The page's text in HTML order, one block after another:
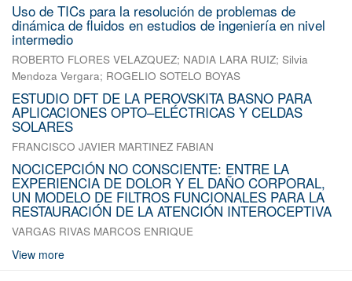
Uso de TICs para la resolución de problemas de
dinámica de fluidos en estudios de ingeniería en nivel
intermedio
ROBERTO FLORES VELAZQUEZ; NADIA LARA RUIZ; Silvia
Mendoza Vergara; ROGELIO SOTELO BOYAS
ESTUDIO DFT DE LA PEROVSKITA BASNO PARA
APLICACIONES OPTO–ELÉCTRICAS Y CELDAS
SOLARES
FRANCISCO JAVIER MARTINEZ FABIAN
NOCICEPCIÓN NO CONSCIENTE: ENTRE LA
EXPERIENCIA DE DOLOR Y EL DAÑO CORPORAL,
UN MODELO DE FILTROS FUNCIONALES PARA LA
RESTAURACIÓN DE LA ATENCIÓN INTEROCEPTIVA
VARGAS RIVAS MARCOS ENRIQUE
View more